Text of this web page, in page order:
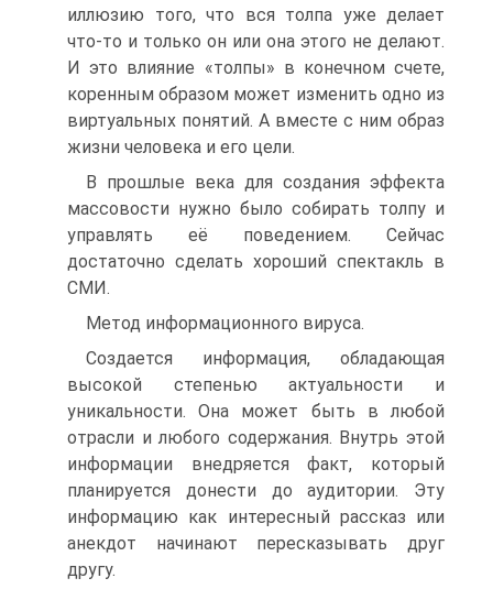
иллюзию того, что вся толпа уже делает
что-то и только он или она этого не делают.
И это влияние «толпы» в конечном счете,
коренным образом может изменить одно из
виртуальных понятий. А вместе с ним образ
жизни человека и его цели.
В прошлые века для создания эффекта
массовости нужно было собирать толпу и
управлять её поведением. Сейчас
достаточно сделать хороший спектакль в
СМИ.
Метод информационного вируса.
Создается информация, обладающая
высокой степенью актуальности и
уникальности. Она может быть в любой
отрасли и любого содержания. Внутрь этой
информации внедряется факт, который
планируется донести до аудитории. Эту
информацию как интересный рассказ или
анекдот начинают пересказывать друг
другу.